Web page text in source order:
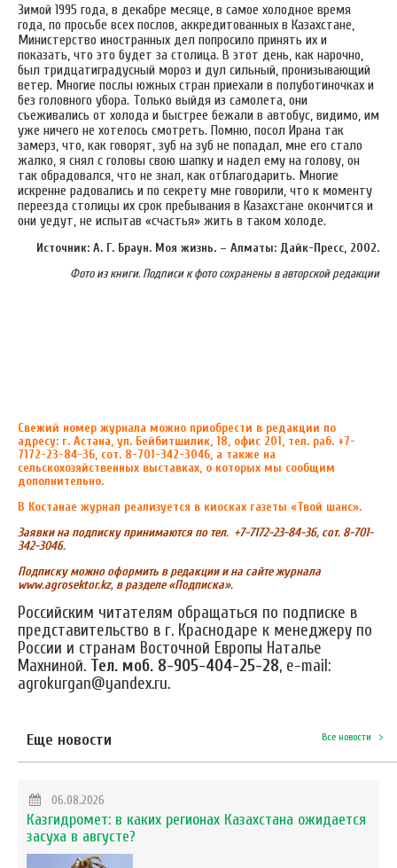
Зимой 1995 года, в декабре месяце, в самое холодное время
года, по просьбе всех послов, аккредитованных в Казахстане,
Министерство иностранных дел попросило принять их и
показать, что это будет за столица. В этот день, как нарочно,
был тридцатиградусный мороз и дул сильный, пронизывающий
ветер. Многие послы южных стран приехали в полуботиночках и
без головного убора. Только выйдя из самолета, они
съеживались от холода и быстрее бежали в автобус, видимо, им
уже ничего не хотелось смотреть. Помню, посол Ирана так
замерз, что, как говорят, зуб на зуб не попадал, мне его стало
жалко, я снял с головы свою шапку и надел ему на голову, он
так обрадовался, что не знал, как отблагодарить. Многие
искренне радовались и по секрету мне говорили, что к моменту
переезда столицы их срок пребывания в Казахстане окончится и
они уедут, не испытав «счастья» жить в таком холоде.
Источник: А. Г. Браун. Моя жизнь. – Алматы: Дайк-Пресс, 2002.
Фото из книги. Подписи к фото сохранены в авторской редакции
Свежий номер журнала можно приобрести в редакции по
адресу: г. Астана, ул. Бейбитшилик, 18, офис 201, тел. раб. +7-
7172-23-84-36, сот. 8-701-342-3046, а также на
сельскохозяйственных выставках, о которых мы сообщим
дополнительно.
В Костанае журнал реализуется в киосках газеты «Твой шанс».
Заявки на подписку принимаются по тел. +7-7172-23-84-36, сот. 8-701-
342-3046.
Подписку можно оформить в редакции и на сайте журнала
www.agrosektor.kz, в разделе «Подписка».
Российским читателям обращаться по подписке в
представительство в г. Краснодаре к менеджеру по
России и странам Восточной Европы Наталье
Махниной. Тел. моб. 8-905-404-25-28, e-mail:
agrokurgan@yandex.ru.
Еще новости Все новости
06.08.2026
Казгидромет: в каких регионах Казахстана ожидается
засуха в августе?